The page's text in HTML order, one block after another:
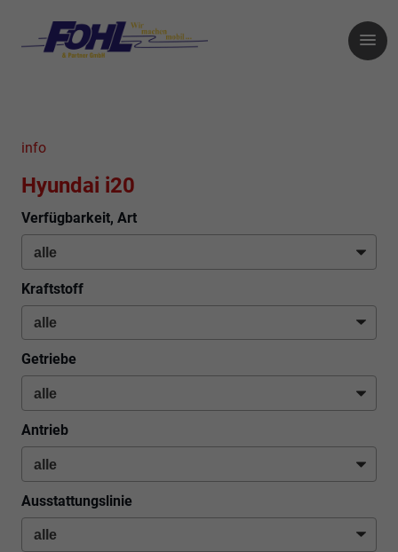
info
Hyundai i20
Verfügbarkeit, Art
Kraftstoff
Getriebe
Antrieb
Ausstattungslinie